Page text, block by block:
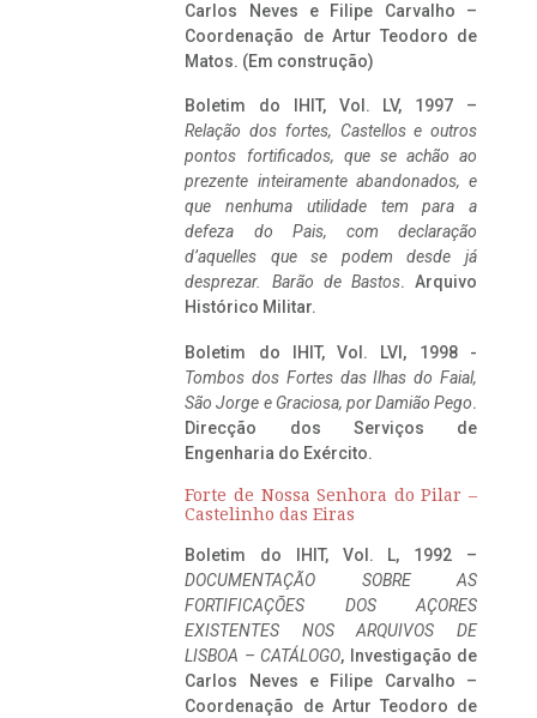
Carlos Neves e Filipe Carvalho –
Coordenação de Artur Teodoro de
Matos. (Em construção)
Boletim do IHIT, Vol. LV, 1997 –
Relação dos fortes, Castellos e outros
pontos fortificados, que se achão ao
prezente inteiramente abandonados, e
que nenhuma utilidade tem para a
defeza do Pais, com declaração
d’aquelles que se podem desde já
desprezar. Barão de Bastos. Arquivo
Histórico Militar.
Boletim do IHIT, Vol. LVI, 1998 -
Tombos dos Fortes das Ilhas do Faial,
São Jorge e Graciosa, por Damião Pego.
Direcção dos Serviços de
Engenharia do Exército.
Forte de Nossa Senhora do Pilar –
Castelinho das Eiras
Boletim do IHIT, Vol. L, 1992 –
DOCUMENTAÇÃO SOBRE AS
FORTIFICAÇÕES DOS AÇORES
EXISTENTES NOS ARQUIVOS DE
LISBOA – CATÁLOGO, Investigação de
Carlos Neves e Filipe Carvalho –
Coordenação de Artur Teodoro de